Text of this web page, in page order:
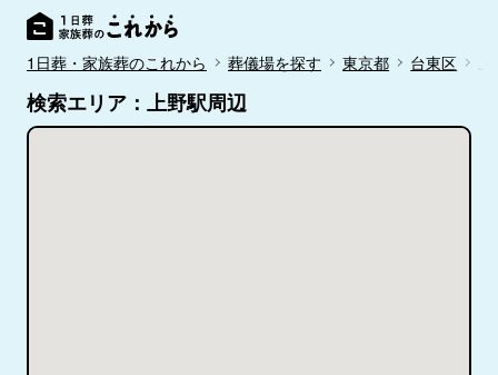
1日葬・家族葬のこれから 葬儀場を探す 東京都 台東区
検索エリア：上野駅周辺